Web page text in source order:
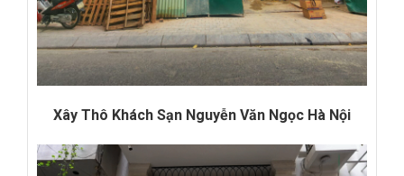
Xây Thô Khách Sạn Nguyễn Văn Ngọc Hà Nội